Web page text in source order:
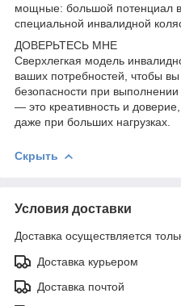
мощные: большой потенциал
специальной инвалидной
ДОВЕРЬТЕСЬ МНЕ
Сверхлегкая модель
ваших потребностей, чтобы
безопасности при
— это креативность и
даже при больших нагрузках.
Скрыть
Условия доставки
Доставка осуществляется
Доставка курьером
Доставка почтой